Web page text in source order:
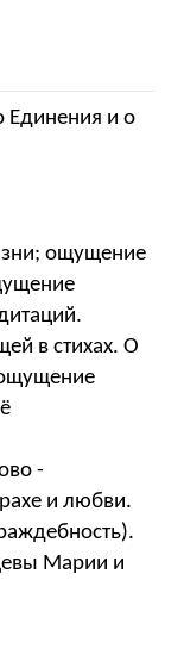
Единения и о
ощущение
в стихах. О
-
и любви.
Марии и